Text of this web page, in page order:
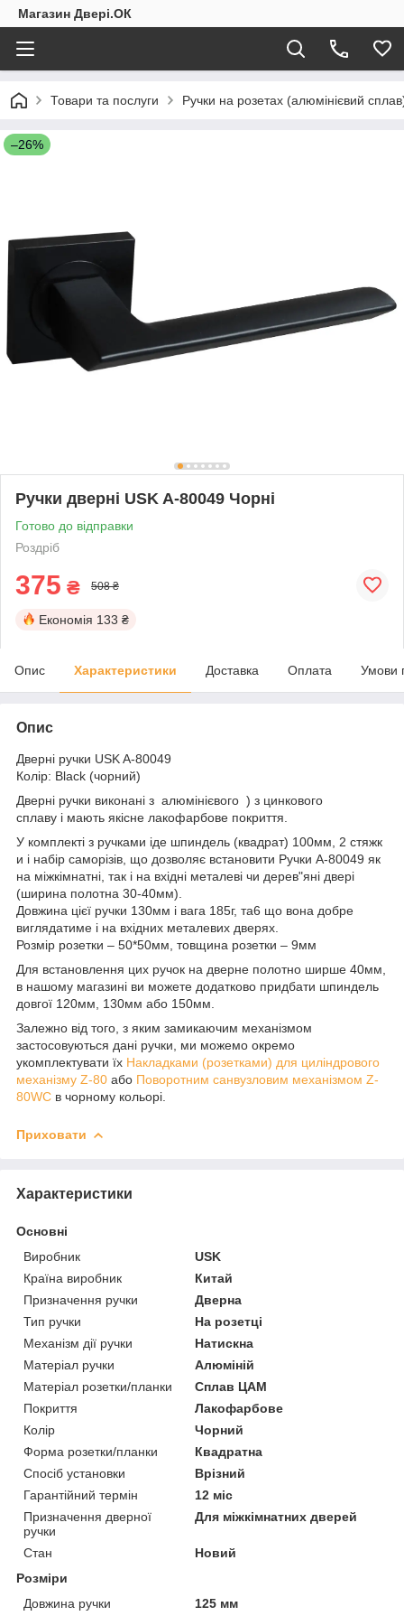
Магазин Двері.ОК
Товари та послуги Ручки на розетах (алюмінієвий
–26%
Ручки дверні USK A-80049 Чорні
Готово до відправки
Роздріб
375 ₴ 508 ₴
Економія 133 ₴
Опис Характеристики Доставка Оплата Умови
Опис
Дверні ручки USK A-80049
Колір: Black (чорний)
Дверні ручки виконані з алюмінієвого ) з цинкового
сплаву і мають якісне лакофарбове покриття.
У комплекті з ручками іде шпиндель (квадрат) 100мм, 2 стяжк
и і набір саморізів, що дозволяє встановити Ручки A-80049 як
на міжкімнатні, так і на вхідні металеві чи дерев"яні двері
(ширина полотна 30-40мм).
Довжина цієї ручки 130мм і вага 185г, та6 що вона добре
виглядатиме і на вхідних металевих дверях.
Розмір розетки – 50*50мм, товщина розетки – 9мм
Для встановлення цих ручок на дверне полотно ширше 40мм,
в нашому магазині ви можете додатково придбати шпиндель
довгої 120мм, 130мм або 150мм.
Залежно від того, з яким замикаючим механізмом
застосовуються дані ручки, ми можемо окремо
укомплектувати їх Накладками (розетками) для циліндрового
механізму Z-80 або Поворотним санвузловим механізмом Z-
80WC в чорному кольорі.
Приховати
Характеристики
Основні
Виробник
USK
Країна виробник
Китай
Призначення ручки
Дверна
Тип ручки
На розетці
Механізм дії ручки
Натискна
Матеріал ручки
Алюміній
Матеріал розетки/планки
Сплав ЦАМ
Покриття
Лакофарбове
Колір
Чорний
Форма розетки/планки
Квадратна
Спосіб установки
Врізний
Гарантійний термін
12 міс
Призначення дверної
ручки
Для міжкімнатних дверей
Стан
Новий
Розміри
Довжина ручки
125 мм